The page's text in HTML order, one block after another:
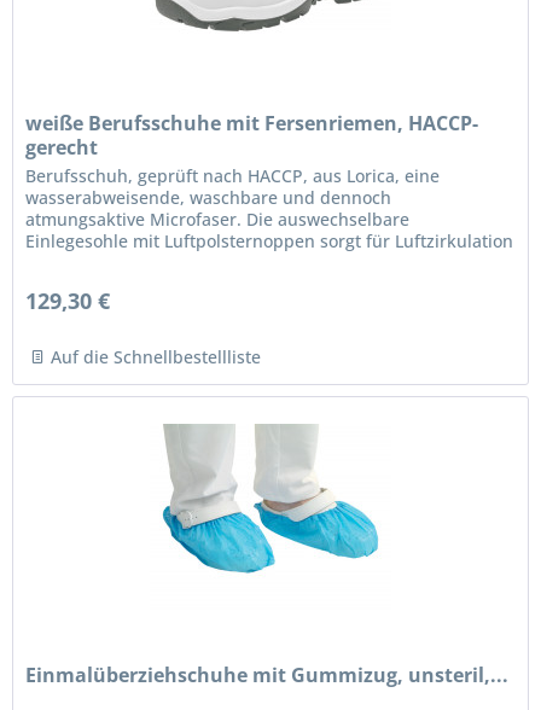
weiße Berufsschuhe mit Fersenriemen, HACCP-
gerecht
Berufsschuh, geprüft nach HACCP, aus Lorica, eine
wasserabweisende, waschbare und dennoch
atmungsaktive Microfaser. Die auswechselbare
Einlegesohle mit Luftpolsternoppen sorgt für Luftzirkulation
129,30 €
Auf die Schnellbestellliste
Einmalüberziehschuhe mit Gummizug, unsteril,...